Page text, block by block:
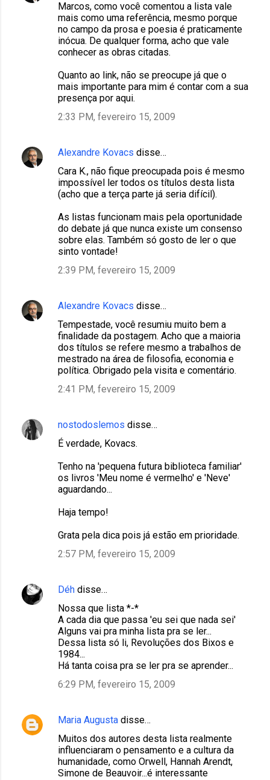
Marcos, como você comentou a lista vale
mais como uma referência, mesmo porque
no campo da prosa e poesia é praticamente
inócua. De qualquer forma, acho que vale
conhecer as obras citadas.
Quanto ao link, não se preocupe já que o
mais importante para mim é contar com a sua
presença por aqui.
2:33 PM, fevereiro 15, 2009
Alexandre Kovacs disse…
Cara K., não fique preocupada pois é mesmo
impossível ler todos os títulos desta lista
(acho que a terça parte já seria difícil).
As listas funcionam mais pela oportunidade
do debate já que nunca existe um consenso
sobre elas. Também só gosto de ler o que
sinto vontade!
2:39 PM, fevereiro 15, 2009
Alexandre Kovacs disse…
Tempestade, você resumiu muito bem a
finalidade da postagem. Acho que a maioria
dos títulos se refere mesmo a trabalhos de
mestrado na área de filosofia, economia e
política. Obrigado pela visita e comentário.
2:41 PM, fevereiro 15, 2009
nostodoslemos disse…
É verdade, Kovacs.
Tenho na 'pequena futura biblioteca familiar'
os livros 'Meu nome é vermelho' e 'Neve'
aguardando...
Haja tempo!
Grata pela dica pois já estão em prioridade.
2:57 PM, fevereiro 15, 2009
Déh disse…
Nossa que lista *-*
A cada dia que passa 'eu sei que nada sei'
Alguns vai pra minha lista pra se ler...
Dessa lista só li, Revoluções dos Bixos e
1984...
Há tanta coisa pra se ler pra se aprender...
6:29 PM, fevereiro 15, 2009
Maria Augusta disse…
Muitos dos autores desta lista realmente
influenciaram o pensamento e a cultura da
humanidade, como Orwell, Hannah Arendt,
Simone de Beauvoir...é interessante